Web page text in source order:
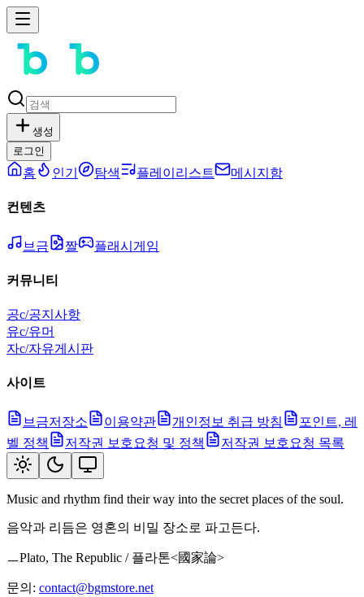
생성
로그인
홈 인기 탐색 플레이리스트 메시지함
컨텐츠
브금 짤 플래시게임
커뮤니티
공c/공지사항
유c/유머
자c/자유게시판
사이트
브금저장소 이용약관 개인정보 취급 방침
포인트, 레
벨 정책
저작권 보호요청 및 정책 저작권 보호요청 목록
Music and rhythm find their way into the secret places of the soul.
음악과 리듬은 영혼의 비밀 장소로 파고든다.
ㅡPlato, The Republic / 플라톤<國家論>
문의: contact@bgmstore.net